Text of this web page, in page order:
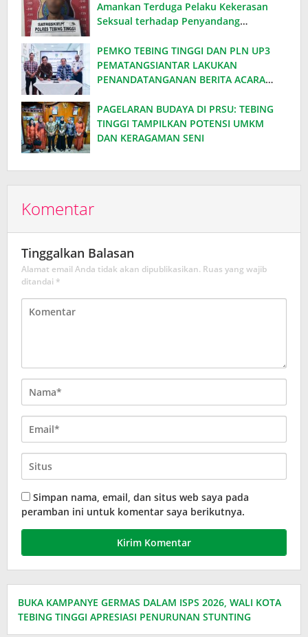
Amankan Terduga Pelaku Kekerasan
Seksual terhadap Penyandang
PEMKO TEBING TINGGI DAN PLN UP3
PEMATANGSIANTAR LAKUKAN
PENANDATANGANAN BERITA ACARA
RATUSAN JUTA PER BULAN
PAGELARAN BUDAYA DI PRSU: TEBING
TINGGI TAMPILKAN POTENSI UMKM
DAN KERAGAMAN SENI
Komentar
Tinggalkan Balasan
Alamat email Anda tidak akan dipublikasikan. Ruas yang wajib
ditandai *
Simpan nama, email, dan situs web saya pada
peramban ini untuk komentar saya berikutnya.
BUKA KAMPANYE GERMAS DALAM ISPS 2026, WALI KOTA
TEBING TINGGI APRESIASI PENURUNAN STUNTING